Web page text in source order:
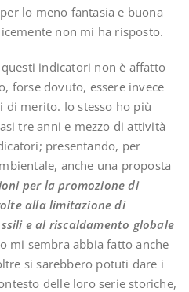
lo meno fantasia e buona
non mi ha risposto.
indicatori non è affatto
forse dovuto, essere invece
di merito. Io stesso ho più
tre anni e mezzo di attività
presentando, per
anche una proposta
per la promozione di
alla limitazione di
e al riscaldamento globale
mi sembra abbia fatto anche
si sarebbero potuti dare i
delle loro serie storiche,